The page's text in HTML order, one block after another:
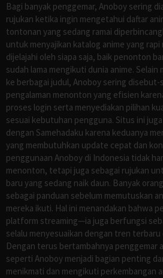
Bagi banyak penggemar, Anoboy sering
rujukan ketika ingin mengetahui daftar
tontonan yang sedang ramai
untuk menyajikan katalog anime yang
dijelajahi oleh siapa saja, baik penonton
sudah lama mengikuti dunia anime. Selain
ke berbagai judul, Anoboy sering
pengalaman menonton yang efisien
proses login serta menyediakan pilihan
sesuai kebutuhan pengguna. Situs ini
dengan Samehadaku karena keduanya
yang membutuhkan update cepat dan
penggunaan Anoboy di Indonesia tidak
menonton, tetapi juga sebagai rujukan
baru yang sedang naik daun. Banyak
sebagai panduan sebelum memutuskan
mereka ikuti. Hal ini menandakan bahwa
platform streaming—ia juga berfungsi
selalu menyesuaikan dengan tren terbaru
Dengan terus bertambahnya penggemar
seperti Anoboy menjadi bagian penting
menikmati dan mengikuti perkembangan